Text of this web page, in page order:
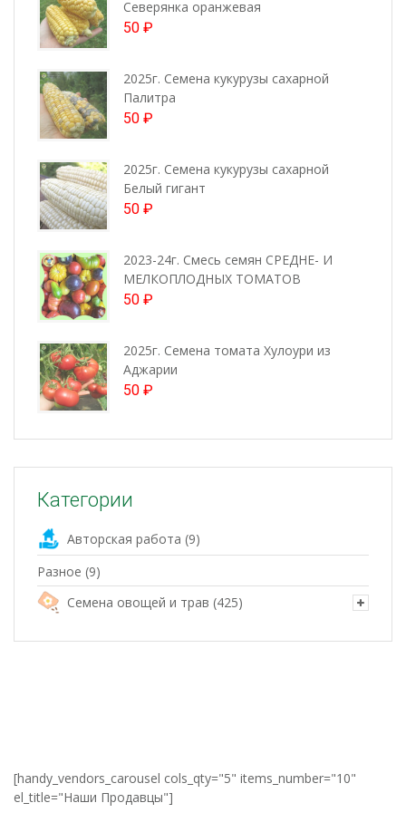
Северянка оранжевая
50 ₽
2025г. Семена кукурузы сахарной
Палитра
50 ₽
2025г. Семена кукурузы сахарной
Белый гигант
50 ₽
2023-24г. Смесь семян СРЕДНЕ- И
МЕЛКОПЛОДНЫХ ТОМАТОВ
50 ₽
2025г. Семена томата Хулоури из
Аджарии
50 ₽
Категории
Авторская работа (9)
Разное (9)
Семена овощей и трав (425)
[handy_vendors_carousel cols_qty="5" items_number="10"
el_title="Наши Продавцы"]